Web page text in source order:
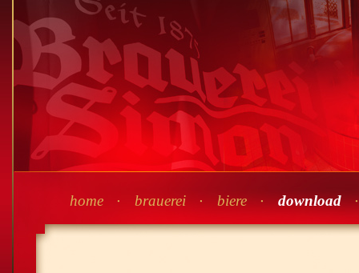
Navigationhome brauerei biere download